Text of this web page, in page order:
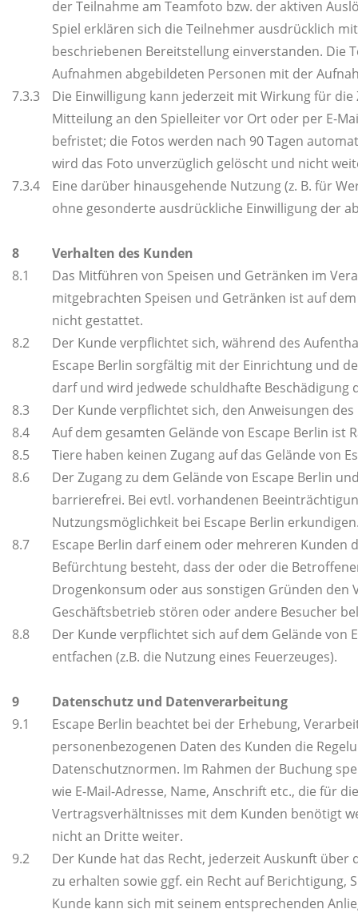
der Teilnahme am Teamfoto bzw. der aktiven
Spiel erklären sich die Teilnehmer ausdrücklich
beschriebenen Bereitstellung einverstanden. Die
Aufnahmen abgebildeten Personen mit der
7.3.3
Die Einwilligung kann jederzeit mit Wirkung für
Mitteilung an den Spielleiter vor Ort oder per E-
befristet; die Fotos werden nach 90 Tagen
wird das Foto unverzüglich gelöscht und nicht
7.3.4
Eine darüber hinausgehende Nutzung (z. B. für
ohne gesonderte ausdrückliche Einwilligung der
8
Verhalten des Kunden
8.1
Das Mitführen von Speisen und Getränken im
mitgebrachten Speisen und Getränken ist auf
nicht gestattet.
8.2
Der Kunde verpflichtet sich, während des
Escape Berlin sorgfältig mit der Einrichtung und
darf und wird jedwede schuldhafte Beschädigung
8.3
Der Kunde verpflichtet sich, den Anweisungen
8.4
Auf dem gesamten Gelände von Escape Berlin ist
8.5
Tiere haben keinen Zugang auf das Gelände von
8.6
Der Zugang zu dem Gelände von Escape Berlin
barrierefrei. Bei evtl. vorhandenen
Nutzungsmöglichkeit bei Escape Berlin
8.7
Escape Berlin darf einem oder mehreren Kunden
Befürchtung besteht, dass der oder die
Drogenkonsum oder aus sonstigen Gründen den
Geschäftsbetrieb stören oder andere Besucher
8.8
Der Kunde verpflichtet sich auf dem Gelände von
entfachen (z.B. die Nutzung eines Feuerzeuges).
9
Datenschutz und Datenverarbeitung
9.1
Escape Berlin beachtet bei der Erhebung,
personenbezogenen Daten des Kunden die
Datenschutznormen. Im Rahmen der Buchung
wie E-Mail-Adresse, Name, Anschrift etc., die für
Vertragsverhältnisses mit dem Kunden benötigt
nicht an Dritte weiter.
9.2
Der Kunde hat das Recht, jederzeit Auskunft
zu erhalten sowie ggf. ein Recht auf Berichtigung,
Kunde kann sich mit seinem entsprechenden